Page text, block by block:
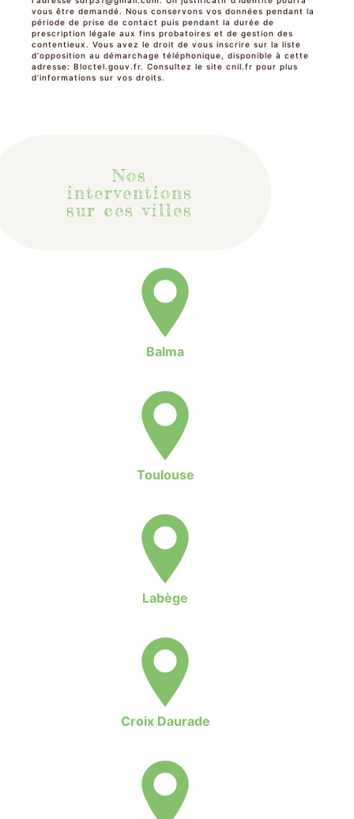
vous être demandé. Nous conservons vos données pendant la
période de prise de contact puis pendant la durée de
prescription légale aux fins probatoires et de gestion des
contentieux. Vous avez le droit de vous inscrire sur la liste
d'opposition au démarchage téléphonique, disponible à cette
adresse: Bloctel.gouv.fr. Consultez le site cnil.fr pour plus
d’informations sur vos droits.
Nos
interventions
sur ces villes
Balma
Toulouse
Labège
Croix Daurade